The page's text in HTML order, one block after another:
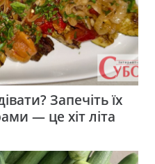
Запечіть їх
— це хіт літа